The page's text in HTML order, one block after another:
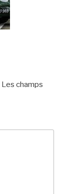
Les champs